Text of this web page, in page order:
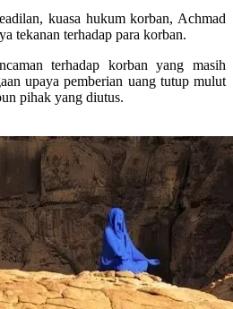
kuasa hukum korban, Achmad
tekanan terhadap para korban.
terhadap korban yang masih
upaya pemberian uang tutup mulut
pihak yang diutus.